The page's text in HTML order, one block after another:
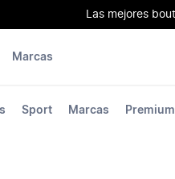
Las mejores
Sport Marcas Premium
Marcas